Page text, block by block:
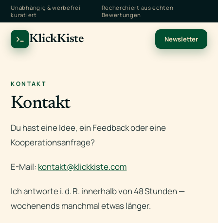
Unabhängig & werbefrei
kuratiert
Recherchiert aus echten
Bewertungen
KlickKiste Newsletter
KONTAKT
Kontakt
Du hast eine Idee, ein Feedback oder eine
Kooperationsanfrage?
E-Mail: kontakt@klickkiste.com
Ich antworte i. d. R. innerhalb von 48 Stunden —
wochenends manchmal etwas länger.